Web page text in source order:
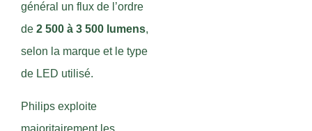
général un flux de l’ordre
de 2 500 à 3 500 lumens,
selon la marque et le type
de LED utilisé.
Philips exploite
majoritairement les